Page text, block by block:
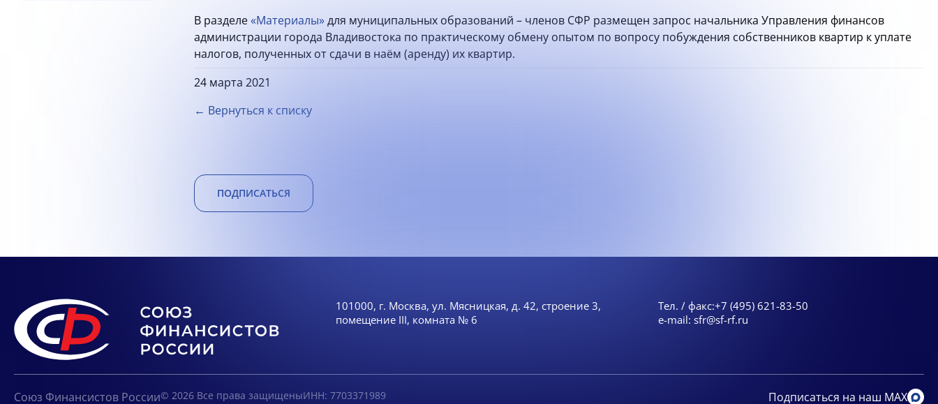
В разделе«Материалы»для муниципальных образований – членов СФР размещен запрос начальника Управления финансов
администрации города Владивостока по практическому обмену опытом по вопросу побуждения собственников квартир к уплате
налогов, полученных от сдачи в наём (аренду) их квартир.
24 марта 2021
← Вернуться к списку
ПОДПИСАТЬСЯ
101000, г. Москва, ул. Мясницкая, д. 42, строение 3,
помещение III, комната № 6
Тел. / факс:+7 (495) 621-83-50
e-mail: sfr@sf-rf.ru
Союз Финансистов России© 2026 Все права защищеныИНН: 7703371989 Подписаться на наш MAX